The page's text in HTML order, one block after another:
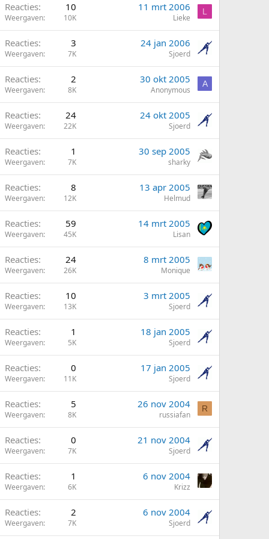
Reacties 10
Weergaven 10K
11 mrt 2006
Lieke
L
Reacties 3
Weergaven 7K
24 jan 2006
Sjoerd
Reacties 2
Weergaven 8K
30 okt 2005
Anonymous
A
Reacties 24
Weergaven 22K
24 okt 2005
Sjoerd
Reacties 1
Weergaven 7K
30 sep 2005
sharky
Reacties 8
Weergaven 12K
13 apr 2005
Helmud
Reacties 59
Weergaven 45K
14 mrt 2005
Lisan
Reacties 24
Weergaven 26K
8 mrt 2005
Monique
Reacties 10
Weergaven 13K
3 mrt 2005
Sjoerd
Reacties 1
Weergaven 5K
18 jan 2005
Sjoerd
Reacties 0
Weergaven 11K
17 jan 2005
Sjoerd
Reacties 5
Weergaven 8K
26 nov 2004
russiafan
R
Reacties 0
Weergaven 7K
21 nov 2004
Sjoerd
Reacties 1
Weergaven 6K
6 nov 2004
Krizz
Reacties 2
Weergaven 7K
6 nov 2004
Sjoerd